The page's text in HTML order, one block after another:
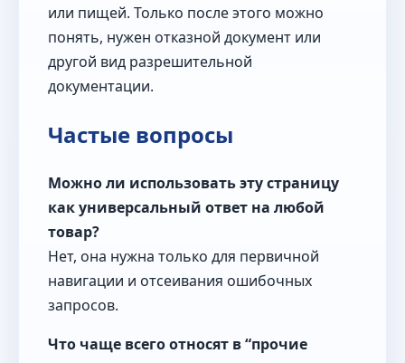
или пищей. Только после этого можно
понять, нужен отказной документ или
другой вид разрешительной
документации.
Частые вопросы
Можно ли использовать эту страницу
как универсальный ответ на любой
товар?
Нет, она нужна только для первичной
навигации и отсеивания ошибочных
запросов.
Что чаще всего относят в “прочие